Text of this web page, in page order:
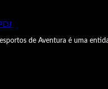
de Aventura é uma